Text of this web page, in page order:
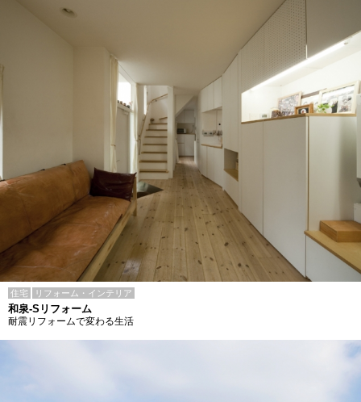
住宅 リフォーム・インテリア
和泉-Sリフォーム
耐震リフォームで変わる生活